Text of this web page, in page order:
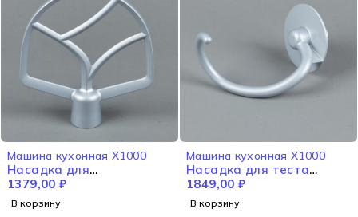
Машина кухонная X1000
Насадка для
замешивания X1000
1379,00 ₽
В корзину
Машина кухонная X1000
Насадка для теста
X1000
1849,00 ₽
В корзину